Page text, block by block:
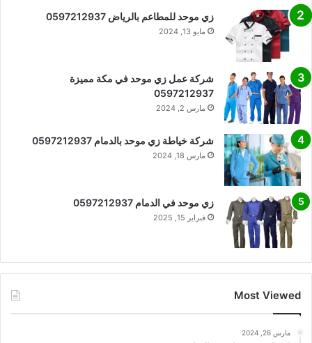
زي موحد للمطاعم بالرياض 0597212937
مايو 13, 2024
شركة عمل زي موحد في مكة مميزة
0597212937
مارس 2, 2024
شركة خياطة زي موحد بالدمام 0597212937
مارس 18, 2024
زي موحد في الدمام 0597212937
فبراير 15, 2025
Most Viewed
مارس 26, 2024